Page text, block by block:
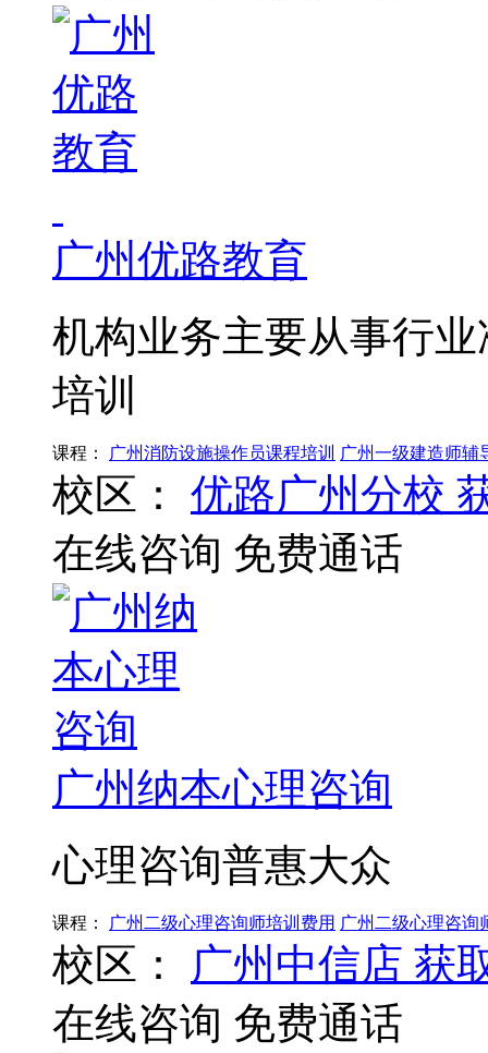
广州优路教育
机构业务主要从事行
培训
课程： 广州消防设施操作员课程培训 广州一级建造师辅
校区： 优路广州分校
在线咨询 免费通话
广州纳本心理咨询
心理咨询普惠大众
课程： 广州二级心理咨询师培训费用 广州二级心理咨询
校区： 广州中信店 获
在线咨询 免费通话